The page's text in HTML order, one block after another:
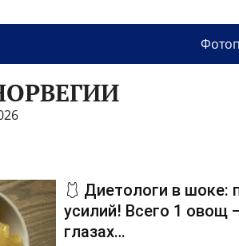
🩱 Диетологи в шоке:
усилий! Всего 1 овощ
глазах…